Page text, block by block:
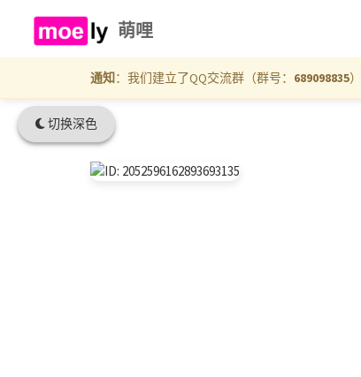
切换深色
萌哩
通知：我们建立了QQ交流群（群号： 689098835